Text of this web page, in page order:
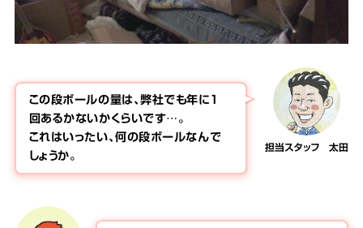
担当スタッフ 太田
この段ボールの量は、弊社でも年に1
回あるかないかくらいです…。
これはいったい、何の段ボールなんで
しょうか。